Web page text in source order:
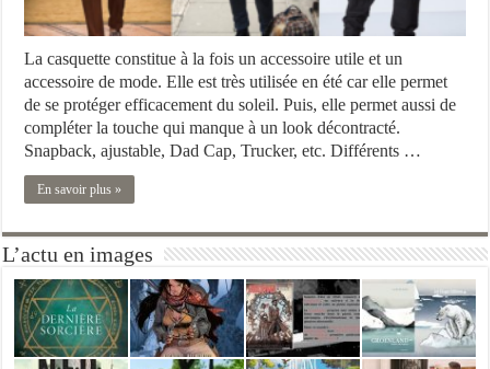
La casquette constitue à la fois un accessoire utile et un
accessoire de mode. Elle est très utilisée en été car elle permet
de se protéger efficacement du soleil. Puis, elle permet aussi de
compléter la touche qui manque à un look décontracté.
Snapback, ajustable, Dad Cap, Trucker, etc. Différents …
En savoir plus »
L’actu en images